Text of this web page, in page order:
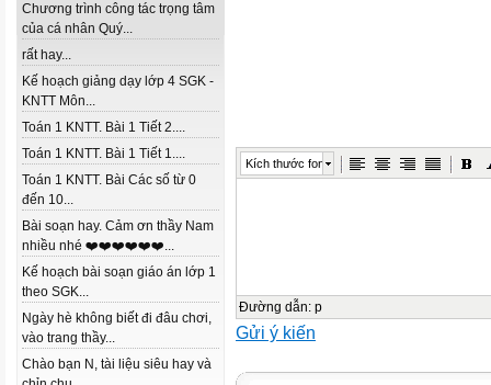
Chương trình công tác trọng tâm
của cá nhân Quý...
rất hay...
Kế hoạch giảng dạy lớp 4 SGK -
KNTT Môn...
Toán 1 KNTT. Bài 1 Tiết 2....
Toán 1 KNTT. Bài 1 Tiết 1....
Toán 1 KNTT. Bài Các số từ 0
đến 10...
Bài soạn hay. Cảm ơn thầy Nam
nhiều nhé ❤️❤️❤️❤️❤️❤️...
Kế hoạch bài soạn giáo án lớp 1
theo SGK...
Ngày hè không biết đi đâu chơi,
vào trang thầy...
Chào bạn N, tài liệu siêu hay và
Kích thước font
Đường dẫn: p
Gửi ý kiến